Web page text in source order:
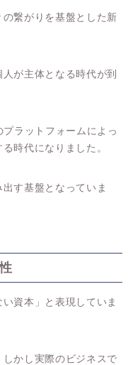
繋がりを基盤とした新
が主体となる時代が到
ラットフォームによっ
時代になりました。
す基盤となっていま
資本」と表現していま
かし実際のビジネスで